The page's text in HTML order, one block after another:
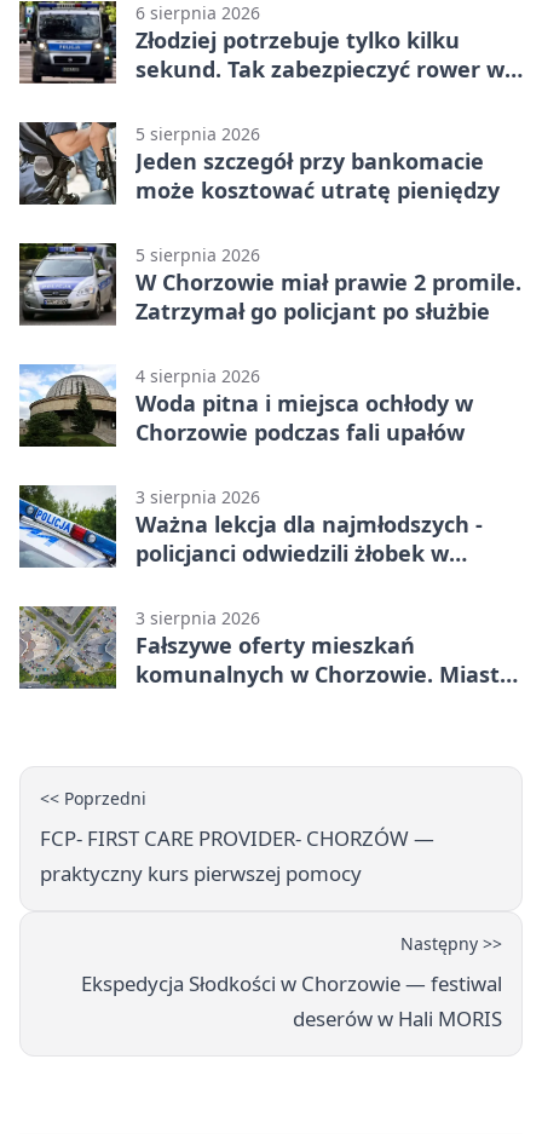
6 sierpnia 2026
Złodziej potrzebuje tylko kilku
sekund. Tak zabezpieczyć rower w
5 sierpnia 2026
Jeden szczegół przy bankomacie
może kosztować utratę pieniędzy
5 sierpnia 2026
W Chorzowie miał prawie 2 promile.
Zatrzymał go policjant po służbie
4 sierpnia 2026
Woda pitna i miejsca ochłody w
Chorzowie podczas fali upałów
3 sierpnia 2026
Ważna lekcja dla najmłodszych -
policjanci odwiedzili żłobek w
3 sierpnia 2026
Fałszywe oferty mieszkań
komunalnych w Chorzowie. Miasto
<< Poprzedni
FCP- FIRST CARE PROVIDER- CHORZÓW —
praktyczny kurs pierwszej pomocy
Następny >>
Ekspedycja Słodkości w Chorzowie — festiwal
deserów w Hali MORIS